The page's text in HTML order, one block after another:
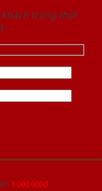
khách trong thời
1.000.000đ